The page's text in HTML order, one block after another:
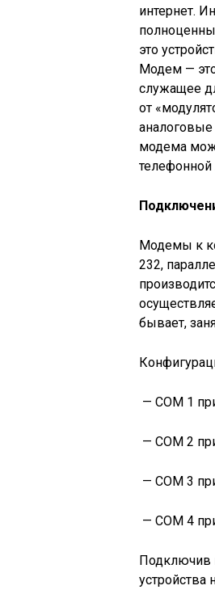
интернет.
это
Модем —
служащее
oт
модема
телефонной
Модемы к
232,
бывает,
— СОМ 1
— СОМ 2
— СОМ 3
— СОМ 4
Подключив
устройства